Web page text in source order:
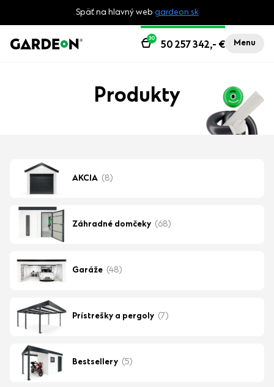
Späť na hlavný web gardeon.sk
Menu
50 257 342,- €
30
Produkty
AKCIA (8)
Záhradné domčeky (68)
Garáže (48)
Prístrešky a pergoly (7)
Bestsellery (5)